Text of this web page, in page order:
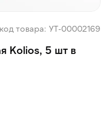
код товара: УТ-00002169
Kolios, 5 шт в